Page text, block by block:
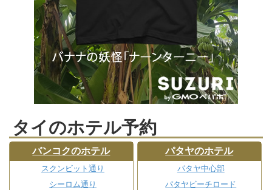
タイのホテル予約
バンコクのホテル
スクンビット通り
シーロム通り
パタヤのホテル
パタヤ中心部
パタヤビーチロード